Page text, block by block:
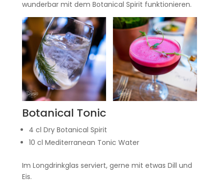
wunderbar mit dem Botanical Spirit funktionieren.
Botanical Tonic
4 cl Dry Botanical Spirit
10 cl Mediterranean Tonic Water
Im Longdrinkglas serviert, gerne mit etwas Dill und
Eis.